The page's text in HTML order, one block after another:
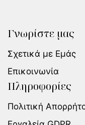
Γνωρίστε μας
Σχετικά με Εμάς
Επικοινωνία
Πληροφορίες
Πολιτική